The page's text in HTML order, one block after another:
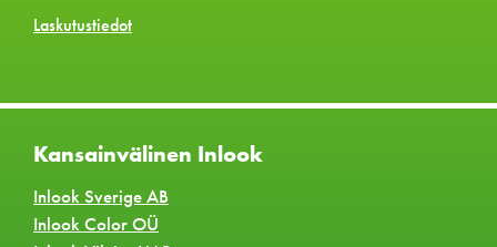
Laskutustiedot
Kansainvälinen Inlook
Inlook Sverige AB
Inlook Color OÜ